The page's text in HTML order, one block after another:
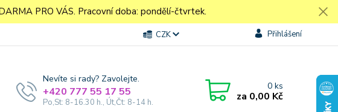
PRO VÁS. Pracovní doba: pondělí-čtvrtek.
CZK Přihlášení
Nevíte si rady? Zavolejte.
+420 777 55 17 55
Po,St: 8-16.30 h., Út,Čt: 8-14 h.
0ks
za 0,00 Kč